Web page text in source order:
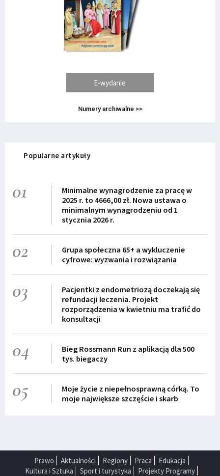
E-wydanie
Numery archiwalne >>
Popularne artykuły
01
Minimalne wynagrodzenie za pracę w
2025 r. to 4666,00 zł. Nowa ustawa o
minimalnym wynagrodzeniu od 1
stycznia 2026 r.
02
Grupa społeczna 65+ a wykluczenie
cyfrowe: wyzwania i rozwiązania
03
Pacjentki z endometriozą doczekają się
refundacji leczenia. Projekt
rozporządzenia w kwietniu ma trafić do
konsultacji
04
Bieg Rossmann Run z aplikacją dla 500
tys. biegaczy
05
Moje życie z niepełnosprawną córką. To
moje największe szczęście i skarb
Prawo Aktualności Regiony Praca
Edukacja
Kultura i Sztuka
Sport i turystyka
Projekty Programy